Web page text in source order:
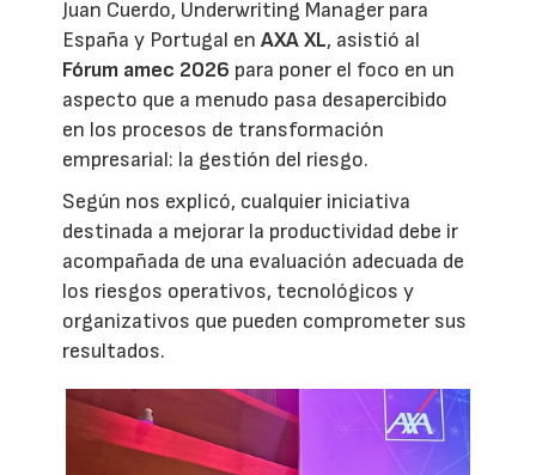
Juan Cuerdo, Underwriting Manager para
España y Portugal enAXA XL, asistió al
Fórum amec 2026 para poner el foco en un
aspecto que a menudo pasa desapercibido
en los procesos de transformación
empresarial: la gestión del riesgo.
Según nos explicó, cualquier iniciativa
destinada a mejorar la productividad debe ir
acompañada de una evaluación adecuada de
los riesgos operativos, tecnológicos y
organizativos que pueden comprometer sus
resultados.